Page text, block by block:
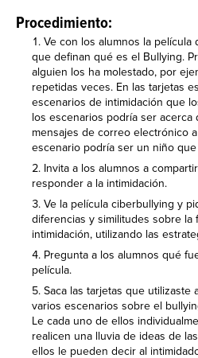
Procedimiento:
Ve con los alumnos la película
que definan qué es el Bullying.
alguien los ha molestado, por
repetidas veces. En las tarjetas
escenarios de intimidación que
los escenarios podría ser
mensajes de correo electrónico
escenario podría ser un niño
Invita a los alumnos a
responder a la intimidación.
Ve la película ciberbullying y
diferencias y similitudes sobre la
intimidación, utilizando las
Pregunta a los alumnos qué
película.
Saca las tarjetas que
varios escenarios sobre el
Le cada uno de ellos
realicen una lluvia de ideas de
ellos le pueden decir al